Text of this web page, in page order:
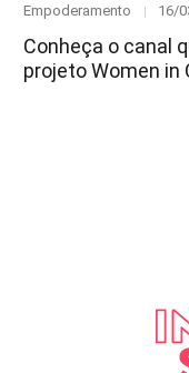
Category
Empoderamento 16/
Conheça o canal
projeto Women in